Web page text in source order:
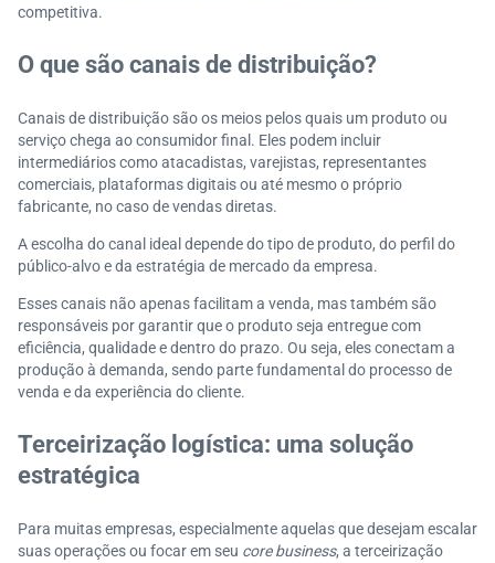
competitiva.
O que são canais de distribuição?
Canais de distribuição são os meios pelos quais um produto ou
serviço chega ao consumidor final. Eles podem incluir
intermediários como atacadistas, varejistas, representantes
comerciais, plataformas digitais ou até mesmo o próprio
fabricante, no caso de vendas diretas.
A escolha do canal ideal depende do tipo de produto, do perfil do
público-alvo e da estratégia de mercado da empresa.
Esses canais não apenas facilitam a venda, mas também são
responsáveis por garantir que o produto seja entregue com
eficiência, qualidade e dentro do prazo. Ou seja, eles conectam a
produção à demanda, sendo parte fundamental do processo de
venda e da experiência do cliente.
Terceirização logística: uma solução
estratégica
Para muitas empresas, especialmente aquelas que desejam escalar
suas operações ou focar em seu core business, a terceirização